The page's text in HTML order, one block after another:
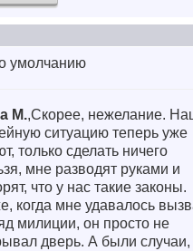
М.,Скорее, нежелание.
ситуацию теперь уже
только сделать ничего
мне разводят руками и
что у нас такие законы.
когда мне удавалось
милиции, он просто не
дверь. А были случаи,